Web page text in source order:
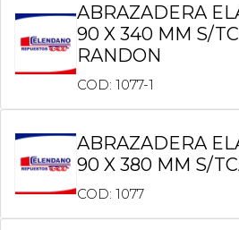
ABRAZADERA
90 X 340 MM S/
RANDON
COD: 1077-1
ABRAZADERA
90 X 380 MM S/
COD: 1077